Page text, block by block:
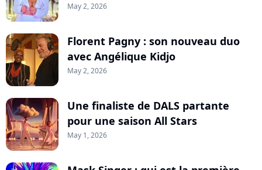
May 2, 2026
Florent Pagny : son nouveau duo
avec Angélique Kidjo
May 2, 2026
Une finaliste de DALS partante
pour une saison All Stars
May 1, 2026